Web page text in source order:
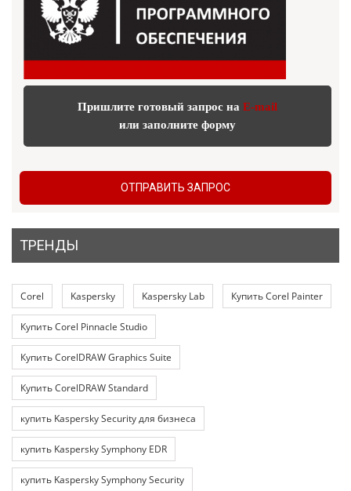
Пришлите готовый запрос на E-mail
или заполните форму
ОТПРАВИТЬ ЗАПРОС
ТРЕНДЫ
Corel Kaspersky Kaspersky Lab Купить Corel Painter
Купить Corel Pinnacle Studio
Купить CorelDRAW Graphics Suite
Купить CorelDRAW Standard
купить Kaspersky Security для бизнеса
купить Kaspersky Symphony EDR
купить Kaspersky Symphony Security